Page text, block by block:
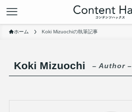
ホーム Koki Mizuochiの執筆記事
Koki Mizuochi – Author –